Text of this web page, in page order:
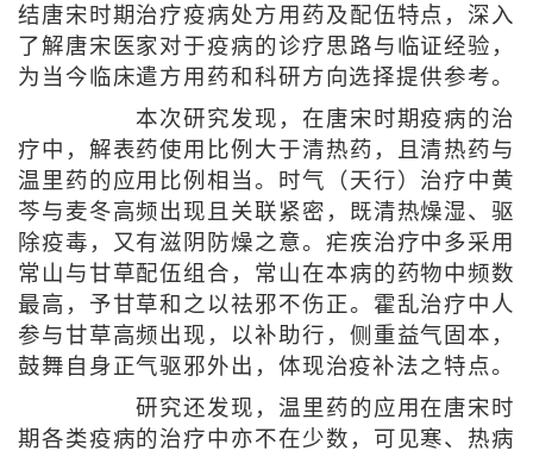
结唐宋时期治疗疫病处方用药及配伍特点，深入
了解唐宋医家对于疫病的诊疗思路与临证经验，
为当今临床遣方用药和科研方向选择提供参考。
本次研究发现，在唐宋时期疫病的治
疗中，解表药使用比例大于清热药，且清热药与
温里药的应用比例相当。时气（天行）治疗中黄
芩与麦冬高频出现且关联紧密，既清热燥湿、驱
除疫毒，又有滋阴防燥之意。疟疾治疗中多采用
常山与甘草配伍组合，常山在本病的药物中频数
最高，予甘草和之以祛邪不伤正。霍乱治疗中人
参与甘草高频出现，以补助行，侧重益气固本，
鼓舞自身正气驱邪外出，体现治疫补法之特点。
研究还发现，温里药的应用在唐宋时
期各类疫病的治疗中亦不在少数，可见寒、热病